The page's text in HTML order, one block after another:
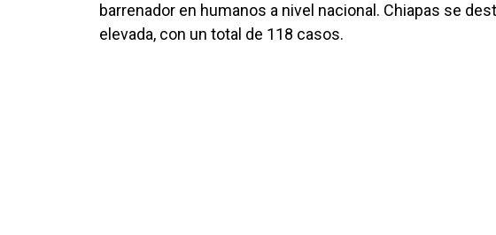
barrenador en humanos a nivel nacional. Chiapas se
elevada, con un total de 118 casos.